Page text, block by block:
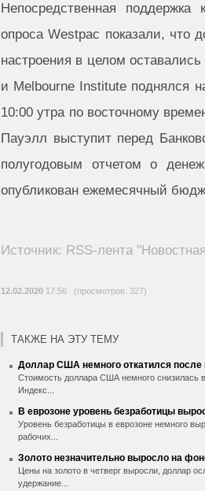
Непосредственная
опроса Westpac показали, что
настроения в целом
и Melbourne Institute поднялся
10:00 утра по восточному
Пауэлл выступит перед
полугодовым отчетом о
опубликован ежемесячный
Источник: RSS-лента
12.02.2020 17:56 (просмотров: 327)
ТАКЖЕ НА ЭТУ ТЕМУ
Доллар США немного откатился после
Стоимость доллара США немного снизилась
Индекс...
В еврозоне уровень безработицы
Уровень безработицы в еврозоне немного
рабочих...
Золото незначительно выросло на
Цены на золото в четверг выросли, доллар
удержание...